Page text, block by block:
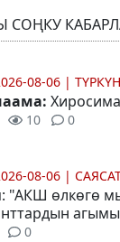
СОҢКУ
08-06 |
10 0
08-06 |
: "АКШ өлкөгө
0